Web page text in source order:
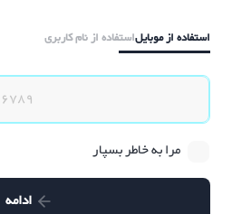
استفاده از موبایلاستفاده از نام کاربری
مرا به خاطر بسپار
ادامه